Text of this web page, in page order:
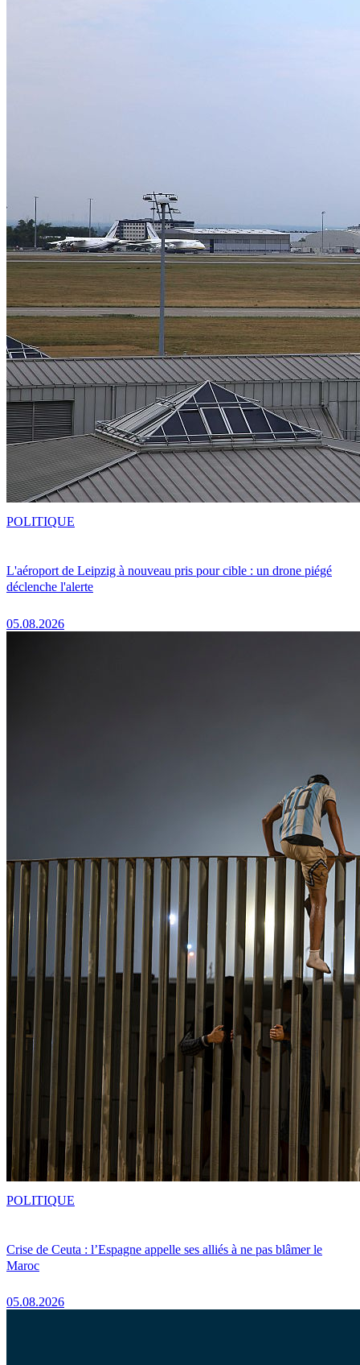
L'aéroport de Leipzig à nouveau pris pour cible : un drone piégé
déclenche l'alerte
05.08.2026
POLITIQUE
Crise de Ceuta : l’Espagne appelle ses alliés à ne pas blâmer le
Maroc
05.08.2026
POLITIQUE